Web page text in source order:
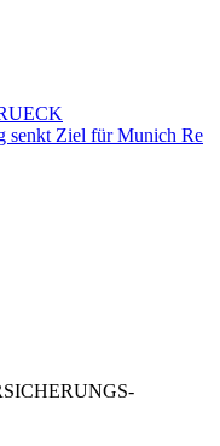
Ziel für Munich Re